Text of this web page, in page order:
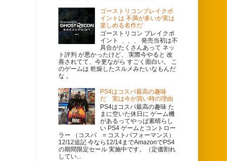
ゴーストリコンブレイクポ
イントは 不満が多いが実は
楽しめる名作だ
ゴーストリコン ブレイクポ
イント 、、、 発売当初は不
具合がたくさんあって ネッ
ト評判 が悪かったけど、 実際今やると 改
善されてて、今更ながら すごく面白い。 こ
のゲームは 乾燥したスルメみたいなもんだ
な 。
PS4はコスパ最高の趣味
だ 実は今が買い時の理由
PS4はコスパ最高の趣味 た
まに空いた休日に ゲーム機
があるってやっぱ素晴らし
い PS4 ゲームとコントロー
ラー （コスパ = コストパフォーマンス）
12/12追記 今なら12/14までAmazonでPS4
の期間限定セール 実施中です。（定価割れ
してい...